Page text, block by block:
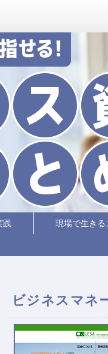
践 現場で生きる
ビジネスマネ